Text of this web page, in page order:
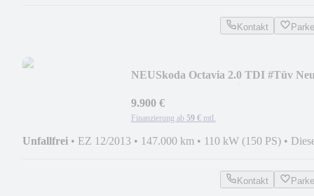
Kontakt
NEUSkoda Octavia 2.0 TDI #Tüv
9.900 €
Finanzierung ab 59 € mtl.
Unfallfrei • EZ 12/2013 • 147.000 km • 110 kW (150 PS) •
Kontakt